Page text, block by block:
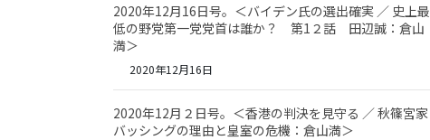
2020年12月16日号。＜バイデン氏の選出確実 ／ 史上最
低の野党第一党党首は誰か？ 第1２話 田辺誠：倉山
満＞
2020年12月16日
2020年12月２日号。＜香港の判決を見守る ／ 秋篠宮家
バッシングの理由と皇室の危機：倉山満＞